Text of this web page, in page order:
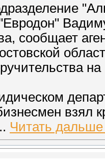
сообщает
Читать